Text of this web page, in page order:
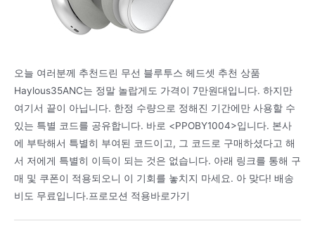
오늘 여러분께 추천드린 무선 블루투스 헤드셋 추천 상품
Haylous35ANC는 정말 놀랍게도 가격이 7만원대입니다. 하지만
여기서 끝이 아닙니다. 한정 수량으로 정해진 기간에만 사용할 수
있는 특별 코드를 공유합니다. 바로 <PPOBY1004>입니다. 본사
에 부탁해서 특별히 부여된 코드이고, 그 코드로 구매하셨다고 해
서 저에게 특별히 이득이 되는 것은 없습니다. 아래 링크를 통해 구
매 및 쿠폰이 적용되오니 이 기회를 놓치지 마세요. 아 맞다! 배송
비도 무료입니다.프로모션 적용바로가기